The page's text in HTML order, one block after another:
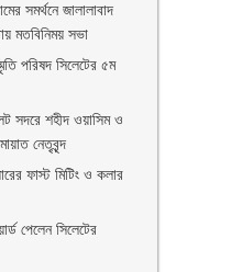
সমর্থনে জালালাবাদ
মতবিনিময় সভা
পরিষদ সিলেটের ৫ম
সদরে শহীদ ওয়াসিম ও
নেতৃবৃন্দ
ফাস্ট মিটিং ও কলার
পেলেন সিলেটের